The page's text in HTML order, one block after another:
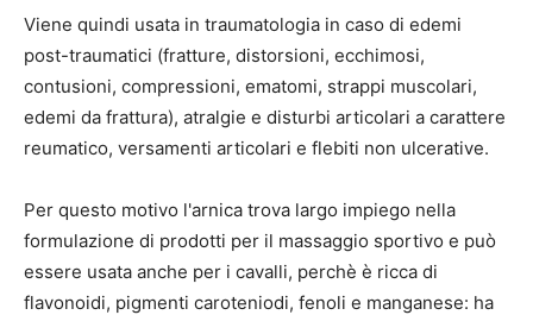
Viene quindi usata in traumatologia in caso di edemi
post-traumatici (fratture, distorsioni, ecchimosi,
contusioni, compressioni, ematomi, strappi muscolari,
edemi da frattura), atralgie e disturbi articolari a carattere
reumatico, versamenti articolari e flebiti non ulcerative.
Per questo motivo l'arnica trova largo impiego nella
formulazione di prodotti per il massaggio sportivo e può
essere usata anche per i cavalli, perchè è ricca di
flavonoidi, pigmenti caroteniodi, fenoli e manganese: ha